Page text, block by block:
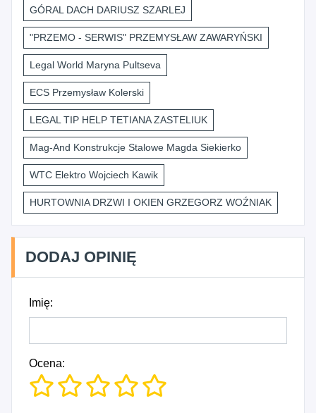
GÓRAL DACH DARIUSZ SZARLEJ
"PRZEMO - SERWIS" PRZEMYSŁAW ZAWARYŃSKI
Legal World Maryna Pultseva
ECS Przemysław Kolerski
LEGAL TIP HELP TETIANA ZASTELIUK
Mag-And Konstrukcje Stalowe Magda Siekierko
WTC Elektro Wojciech Kawik
HURTOWNIA DRZWI I OKIEN GRZEGORZ WOŹNIAK
DODAJ OPINIĘ
Imię:
Ocena: